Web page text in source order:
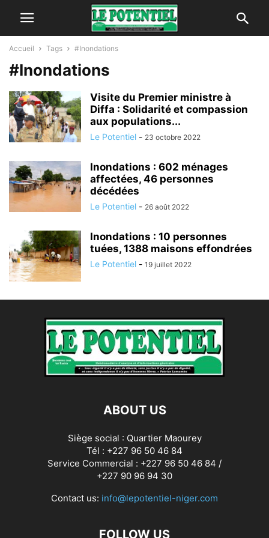
Accueil Tags #Inondations
#Inondations
Visite du Premier ministre à
Diffa : Solidarité et compassion
aux populations...
Le Potentiel - 23 octobre 2022
Inondations : 602 ménages
affectées, 46 personnes
décédées
Le Potentiel - 26 août 2022
Inondations : 10 personnes
tuées, 1388 maisons effondrées
Le Potentiel - 19 juillet 2022
ABOUT US
Siège social : Quartier Maourey
Tél : +227 96 50 46 84
Service Commercial : +227 96 50 46 84 /
+227 90 96 94 30
Contact us: info@lepotentiel-niger.com
FOLLOW US